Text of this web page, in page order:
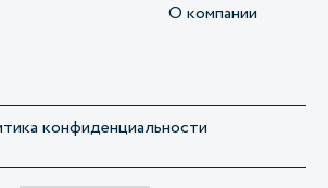
О компании
конфиденциальности